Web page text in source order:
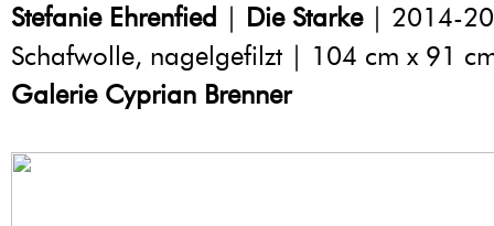
Stefanie Ehrenfied | Die Starke| 2014-
Schafwolle, nagelgefilzt | 104 cm x 91
Galerie Cyprian Brenner